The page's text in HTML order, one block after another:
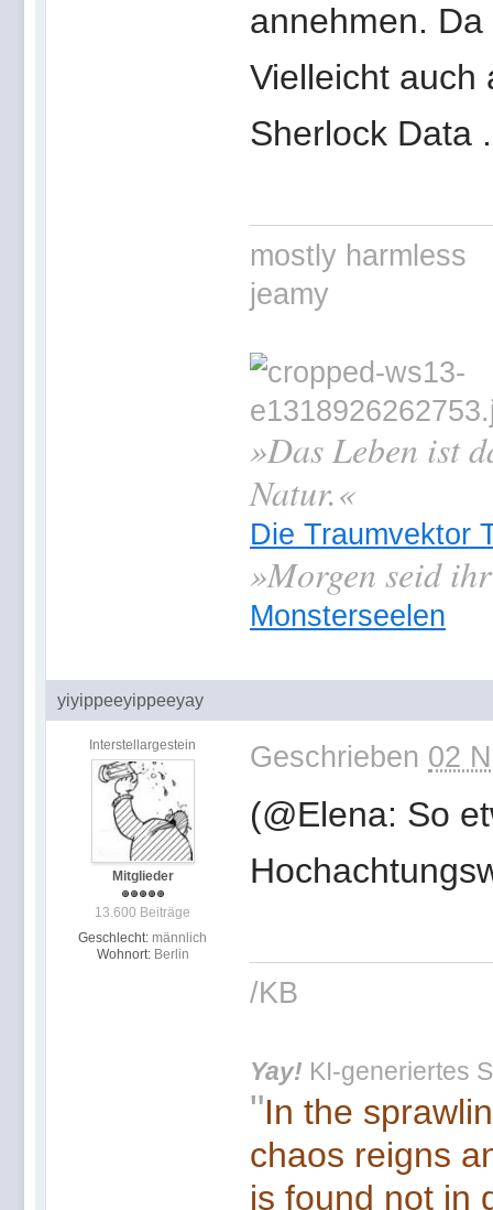
annehmen.
Vielleicht auch
Sherlock Data
mostly harmless
jeamy
»Das Leben ist
Natur.«
Die Traumvektor
»Morgen seid
Monsterseelen
yiyippeeyippeeyay
Interstellargestein
Mitglieder
13.600 Beiträge
Geschlecht: männlich
Wohnort: Berlin
Geschrieben 02
(@Elena: So
/KB
Yay! KI-generiertes
"In the
chaos reigns
is found not in